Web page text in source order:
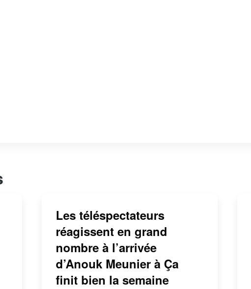
Les téléspectateurs
réagissent en grand
nombre à l’arrivée
d’Anouk Meunier à Ça
finit bien la semaine